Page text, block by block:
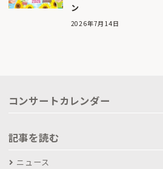
ン
2026年7月14日
コンサートカレンダー
記事を読む
ニュース